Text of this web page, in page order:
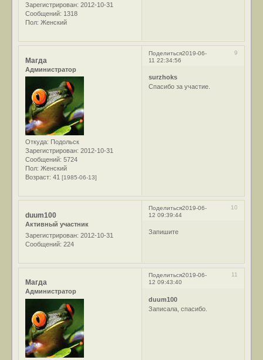
Зарегистрирован: 2012-10-31
Сообщений: 1318
Пол: Женский
Поделиться 9
2019-06-
11 22:34:56
Магда
Администратор
Откуда: Подольск
Зарегистрирован: 2012-10-31
Сообщений: 5724
Пол: Женский
Возраст: 41[1985-06-13]
surzhoks
Спасибо за участие.
Поделиться 10
2019-06-
12 09:39:44
duum100
Активный участник
Зарегистрирован: 2012-10-31
Сообщений: 224
Запишите
Поделиться 11
2019-06-
12 09:43:40
Магда
Администратор
duum100
Записала, спасибо.